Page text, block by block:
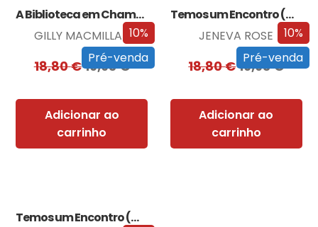
10%
Pré-venda
A Biblioteca em Chamas
GILLY MACMILLAN
18,80€16,93€
Adicionar ao
carrinho
10%
Pré-venda
Temos um Encontro (Outra Vez)
JENEVA ROSE
18,80€16,93€
Adicionar ao
carrinho
Temos um Encontro (Outra Vez) – Edição…